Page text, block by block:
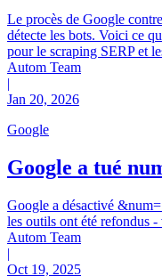
Le procès de Google
détecte les bots. Voici ce
pour le scraping SERP et
Autom Team
|
Jan 20, 2026
Google
Google a tué
Google a désactivé
les outils ont été refondus
Autom Team
|
Oct 19, 2025